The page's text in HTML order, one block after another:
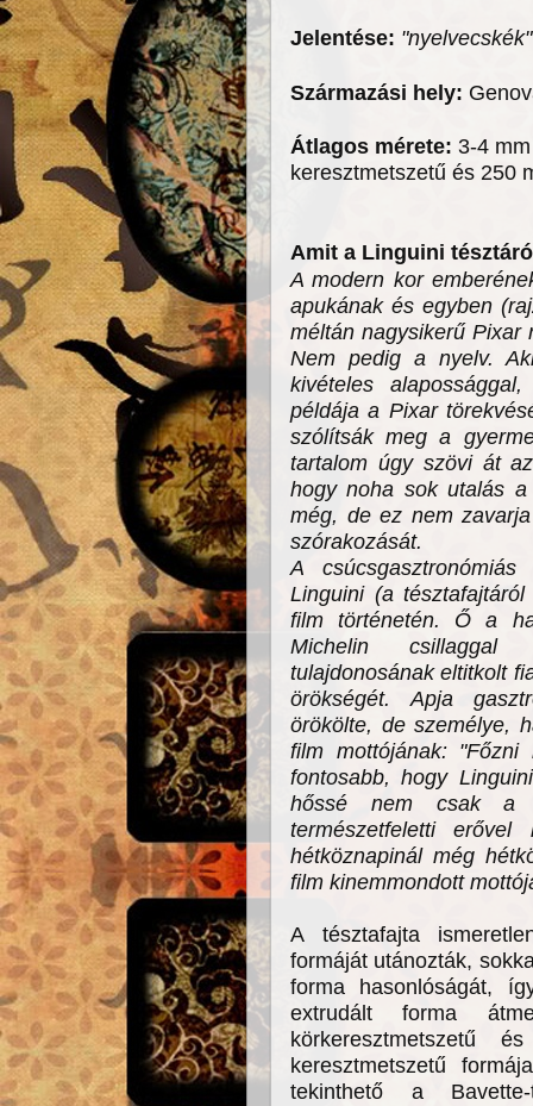
Jelentése: "nyelvecskék"
Származási hely:
Átlagos mérete: 3-4
keresztmetszetű és 250
Amit a Linguini
A modern kor
apukának és egyben
méltán nagysikerű Pixar
Nem pedig a nyelv.
kivételes
példája a Pixar
szólítsák meg a
tartalom úgy szövi át
hogy noha sok utalás
még, de ez nem
szórakozását.
A
Linguini (a
film történetén. Ő a
Michelin csillaggal
tulajdonosának eltitkolt
örökségét. Apja
örökölte, de személye,
film mottójának:
fontosabb, hogy
hőssé nem csak a
természetfeletti
hétköznapinál még
film kinemmondott
A tésztafajta
formáját utánozták,
forma hasonlóságát,
extrudált forma
körkeresztmetszetű
keresztmetszetű
tekinthető a Bavette-